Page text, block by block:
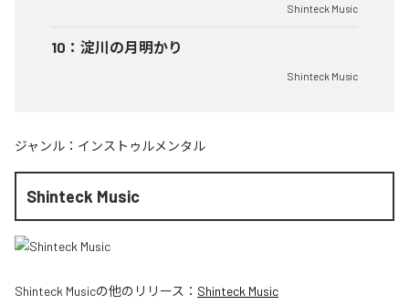
Shinteck Music
10 ： 淀川の月明かり
Shinteck Music
ジャンル： インストゥルメンタル
Shinteck Music
Shinteck Musicの他のリリース： Shinteck Music